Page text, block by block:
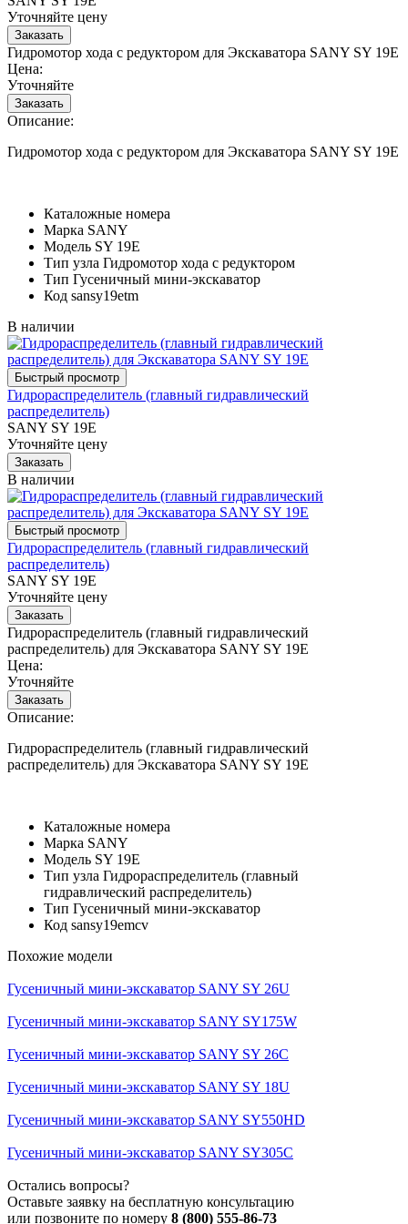
Уточняйте цену
Гидромотор хода с редуктором для Экскаватора SANY SY 19E
Цена:
Уточняйте
Описание:
Гидромотор хода с редуктором для Экскаватора SANY SY 19E
Каталожные номера
Марка SANY
Модель SY 19E
Тип узла Гидромотор хода с редуктором
Тип Гусеничный мини-экскаватор
Код sansy19etm
В наличии
Гидрораспределитель (главный гидравлический
распределитель)
SANY SY 19E
Уточняйте цену
В наличии
Гидрораспределитель (главный гидравлический
распределитель)
SANY SY 19E
Уточняйте цену
Гидрораспределитель (главный гидравлический
распределитель) для Экскаватора SANY SY 19E
Цена:
Уточняйте
Описание:
Гидрораспределитель (главный гидравлический
распределитель) для Экскаватора SANY SY 19E
Каталожные номера
Марка SANY
Модель SY 19E
Тип узла Гидрораспределитель (главный
гидравлический распределитель)
Тип Гусеничный мини-экскаватор
Код sansy19emcv
Похожие модели
Гусеничный мини-экскаватор SANY SY 26U
Гусеничный мини-экскаватор SANY SY175W
Гусеничный мини-экскаватор SANY SY 26C
Гусеничный мини-экскаватор SANY SY 18U
Гусеничный мини-экскаватор SANY SY550HD
Гусеничный мини-экскаватор SANY SY305C
Остались вопросы?
Оставьте заявку на бесплатную консультацию
или позвоните по номеру 8 (800) 555-86-73